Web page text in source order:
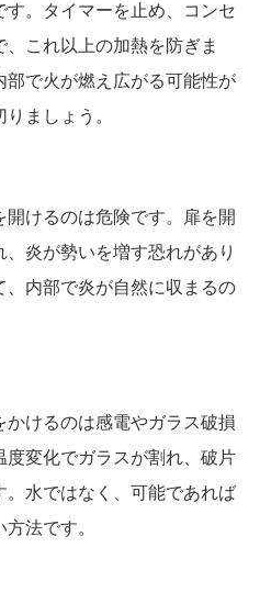
す。タイマーを止め、コンセ
これ以上の加熱を防ぎま
で火が燃え広がる可能性が
ましょう。
けるのは危険です。扉を開
炎が勢いを増す恐れがあり
、内部で炎が自然に収まるの
けるのは感電やガラス破損
変化でガラスが割れ、破片
水ではなく、可能であれば
法です。